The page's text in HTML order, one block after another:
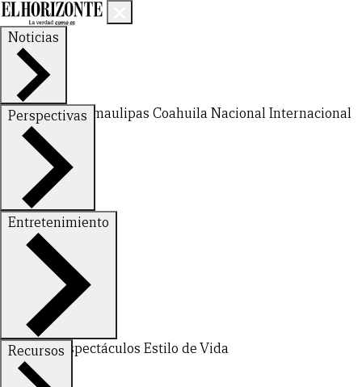
Noticias
Nuevo LeónTamaulipas Coahuila NacionalInternacional
Perspectivas
FinanzasOpinión
Entretenimiento
DeportesEspectáculos Estilo de Vida
Recursos